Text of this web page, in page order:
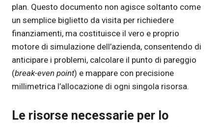
plan. Questo documento non agisce soltanto come
un semplice biglietto da visita per richiedere
finanziamenti, ma costituisce il vero e proprio
motore di simulazione dell’azienda, consentendo di
anticipare i problemi, calcolare il punto di pareggio
(break-even point) e mappare con precisione
millimetrica l’allocazione di ogni singola risorsa.
Le risorse necessarie per lo